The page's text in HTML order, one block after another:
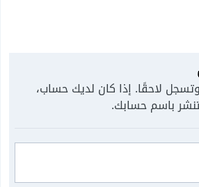
لاحقًا. إذا كان لديك حساب،
باسم حسابك.